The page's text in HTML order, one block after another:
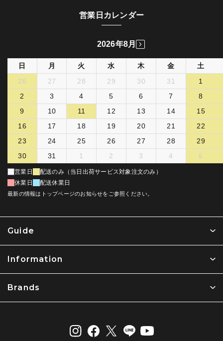
Guide
Information
Brands
営業日カレンダー
2026年8月
日 月 火 水 木 金
土
26
27 28 29 30 31
1
2
3 4 5 6 7
8
9
10 11 12 13 14
15
16
17 18 19 20 21
22
23
24 25 26 27 28
29
30
31 1 2 3 4 5
営業日
配送のみ（当日出荷サービス対象注文のみ）
休業日
配送休業日
最新の情報はトップページのお知らせをご参照ください。